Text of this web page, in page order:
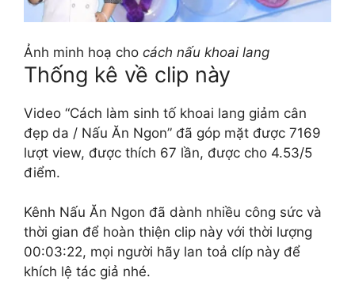
Ảnh minh hoạ cho cách nấu khoai lang
Thống kê về clip này
Video “Cách làm sinh tố khoai lang giảm cân
đẹp da / Nấu Ăn Ngon” đã góp mặt được 7169
lượt view, được thích 67 lần, được cho 4.53/5
điểm.
Kênh Nấu Ăn Ngon đã dành nhiều công sức và
thời gian để hoàn thiện clip này với thời lượng
00:03:22, mọi người hãy lan toả clíp này để
khích lệ tác giả nhé.